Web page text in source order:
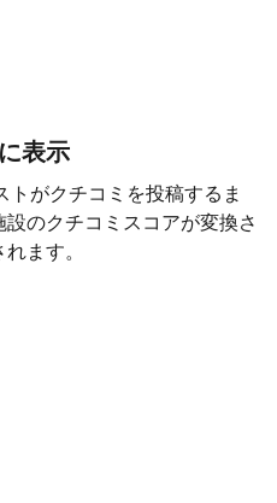
表示
がクチコミを投稿するま
のクチコミスコアが変換さ
ます。